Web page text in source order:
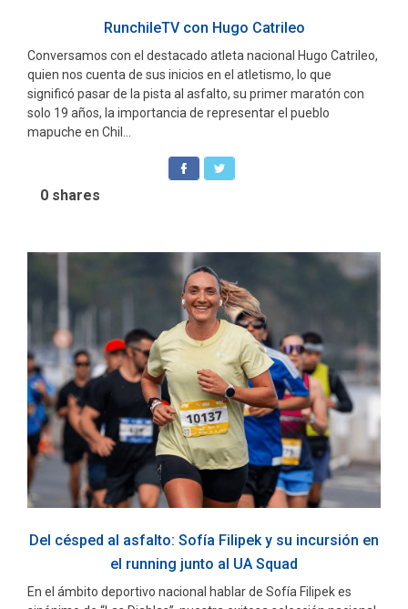
RunchileTV con Hugo Catrileo
Conversamos con el destacado atleta nacional Hugo Catrileo,
quien nos cuenta de sus inicios en el atletismo, lo que
significó pasar de la pista al asfalto, su primer maratón con
solo 19 años, la importancia de representar el pueblo
mapuche en Chil...
2 shares
Del césped al asfalto: Sofía Filipek y su incursión en
el running junto al UA Squad
En el ámbito deportivo nacional hablar de Sofía Filipek es